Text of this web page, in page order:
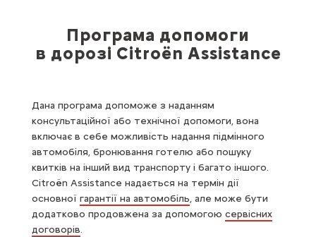
Програма допомоги
в дорозі Citroën Assistance
Дана програма допоможе з наданням
консультаційної або технічної допомоги, вона
включає в себе можливість надання підмінного
автомобіля, бронювання готелю або пошуку
квитків на інший вид транспорту і багато іншого.
Citroёn Assistance надається на термін дії
основної гарантії на автомобіль, але може бути
додатково продовжена за допомогою сервісних
договорів.